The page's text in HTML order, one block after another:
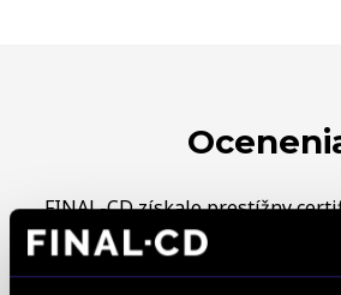
FINAL-CD získalo prestížny
Creditworthiness, tento
najdôležitejších